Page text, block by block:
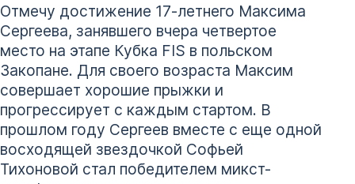
Отмечу достижение 17-летнего Максима
Сергеева, занявшего вчера четвертое
место на этапе Кубка FIS в польском
Закопане. Для своего возраста Максим
совершает хорошие прыжки и
прогрессирует с каждым стартом. В
прошлом году Сергеев вместе с еще одной
восходящей звездочкой Софьей
Тихоновой стал победителем микст-